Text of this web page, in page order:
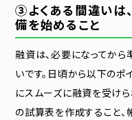
③よくある間違いは
備を始めること
融資は、必要になってか
いです。日頃から以下のポ
にスムーズに融資を受け
の試算表を作成すること